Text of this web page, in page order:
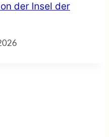
der Insel der